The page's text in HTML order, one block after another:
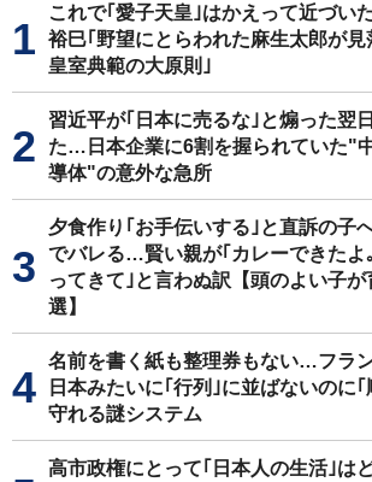
これで｢愛子天皇｣はかえって近づい
裕巳｢野望にとらわれた麻生太郎が見
皇室典範の大原則｣
習近平が｢日本に売るな｣と煽った翌
た…日本企業に6割を握られていた"
導体"の意外な急所
夕食作り｢お手伝いする｣と直訴の子
でバレる…賢い親が｢カレーできたよ
ってきて｣と言わぬ訳【頭のよい子が
選】
名前を書く紙も整理券もない…フラ
日本みたいに｢行列｣に並ばないのに｢
守れる謎システム
高市政権にとって｢日本人の生活｣は